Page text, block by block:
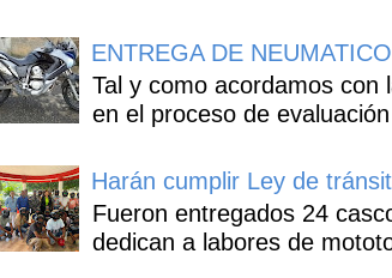
ENTREGA DE
Tal y como acordamos con
en el proceso de
Harán cumplir Ley de
Fueron entregados 24
dedican a labores de